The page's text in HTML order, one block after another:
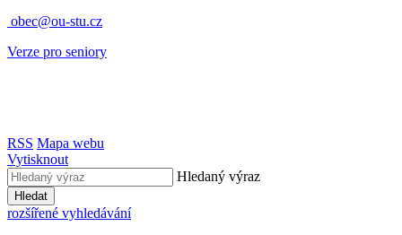
obec@ou-stu.cz
Verze pro seniory
RSS Mapa webu
Vytisknout
Hledaný výraz
Hledat
rozšířené vyhledávání